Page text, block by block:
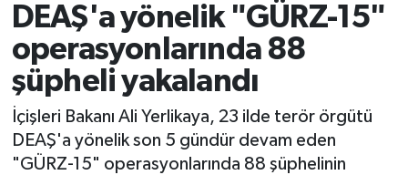
DEAŞ'a yönelik "GÜRZ-15"
operasyonlarında 88
şüpheli yakalandı
İçişleri Bakanı Ali Yerlikaya, 23 ilde terör örgütü
DEAŞ'a yönelik son 5 gündür devam eden
"GÜRZ-15" operasyonlarında 88 şüphelinin
Dünya
Eğitim
Ekonomi
Genel
Son Dakika Haberleri
Haber Arşivi